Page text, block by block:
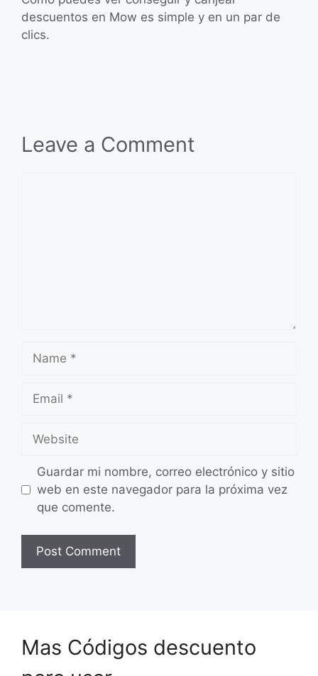
descuentos en Mow es simple y en un par de
clics.
Leave a Comment
Name
Email
Website
Guardar mi nombre, correo electrónico y sitio
web en este navegador para la próxima vez
que comente.
Mas Códigos descuento